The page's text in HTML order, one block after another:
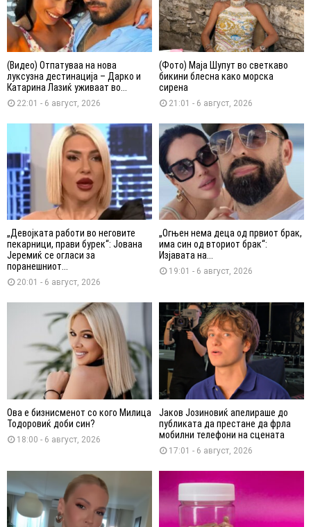
(Видео) Отпатуваа на нова
луксузна дестинација – Дарко и
Катарина Лазиќ уживаат во...
22:01 - 6 август, 2026
(Фото) Маја Шупут во светкаво
бикини блесна како морска
сирена
21:01 - 6 август, 2026
„Девојката работи во неговите
пекарници, прави бурек“: Јована
Јеремиќ се огласи за
поранешниот...
20:01 - 6 август, 2026
„Огњен нема деца од првиот брак,
има син од вториот брак“:
Изјавата на...
19:01 - 6 август, 2026
Ова е бизнисменот со кого Милица
Тодоровиќ доби син?
18:00 - 6 август, 2026
Јаков Јозиновиќ апелираше до
публиката да престане да фрла
мобилни телефони на сцената
17:01 - 6 август, 2026